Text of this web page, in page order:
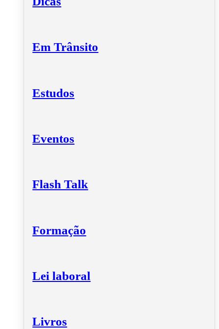
Em Trânsito
Estudos
Eventos
Flash Talk
Formação
Lei laboral
Livros